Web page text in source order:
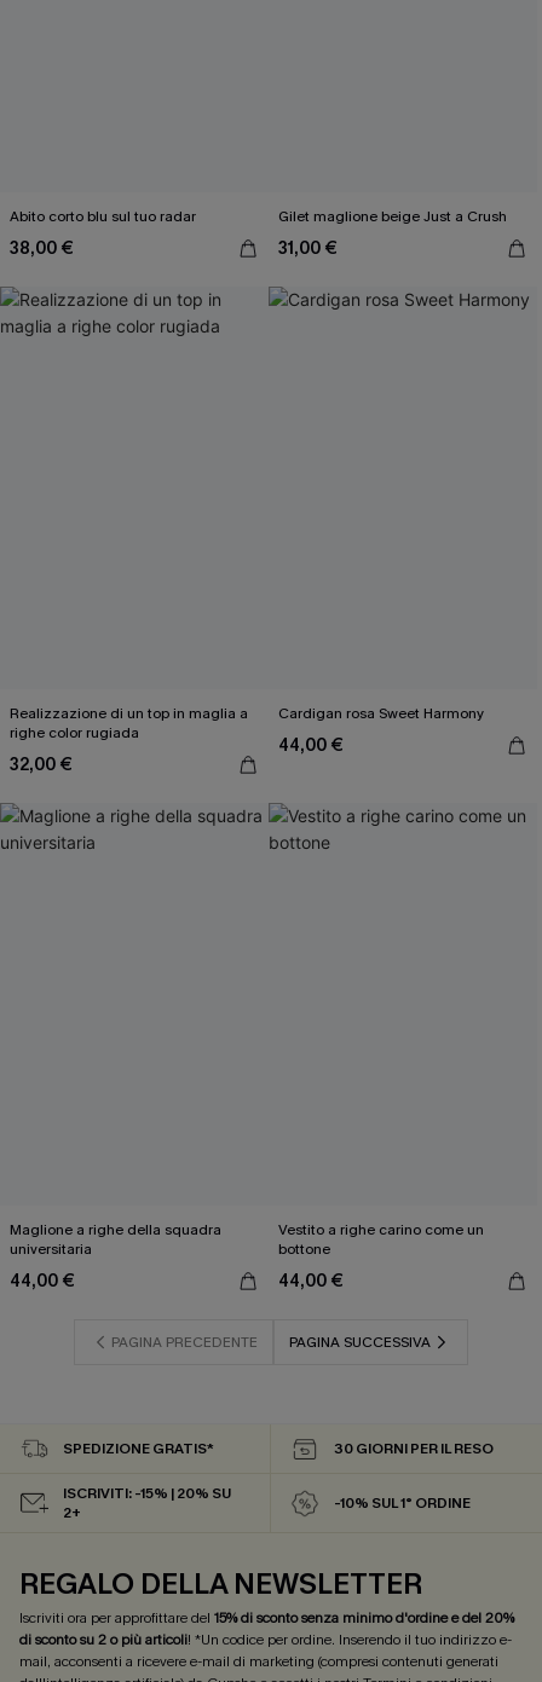
Abito corto blu sul tuo radar
38,00 €
Gilet maglione beige Just a Crush
31,00 €
Realizzazione di un top in maglia a
righe color rugiada
32,00 €
Cardigan rosa Sweet Harmony
44,00 €
Maglione a righe della squadra
universitaria
44,00 €
Vestito a righe carino come un
bottone
44,00 €
PAGINA PRECEDENTE PAGINA SUCCESSIVA
SPEDIZIONE GRATIS* 30 GIORNI PER IL RESO
ISCRIVITI: -15% | 20% SU
2+
-10% SUL 1° ORDINE
REGALO DELLA NEWSLETTER
Iscriviti ora per approfittare del 15% di sconto senza minimo d'ordine e del 20%
di sconto su 2 o più articoli! *Un codice per ordine. Inserendo il tuo indirizzo e-
mail, acconsenti a ricevere e-mail di marketing (compresi contenuti generati